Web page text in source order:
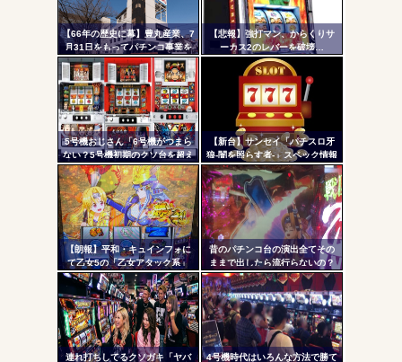
無職のパチンコカス(22)なんやが、ワイの人生どれくらい
ヤバいか教えて？...
AngelBeats!とかいうクソアニメの思い出ｗｗｗ
Powered by livedoor 相互RSS
【66年の歴史に幕】豊丸産業、7
月31日をもってパチンコ事業を
停止へ ナナシーやコマコマ倶
楽部マやウィッチブレイド…た
くさんの名機をありがとう
【悲報】強打マン、からくりサ
ーカス2のレバーを破壊…
5号機おじさん「6号機がつまら
ない？5号機初期のクソ台を超え
る事は絶対に無理」
【新台】サンセイ「パチスロ牙
狼-闇を照らす者-」スペック情報
判明！純増約9.1枚のAT機、疑似
ボ突破型、究極魔戒RUSHは継続
率82.6%のバトルタイプAT
【朗報】平和・キュインフォに
て乙女5の「乙女アタック系」
「繚乱の刻系」の連続演出信頼
度が公開される！みんなの体感
と比べてどうよ？
昔のパチンコ台の演出全てその
ままで出したら流行らないの？
連れ打ちしてるクソガキ「ヤバ
4号機時代はいろんな方法で勝て
リン
- 固
定リ
ンク
自動
更新
ツー
ル